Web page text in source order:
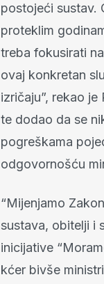
postojeći sustav.
proteklim
treba fokusirati
ovaj konkretan
izričaju”, rekao
te dodao da se
pogreškama
odgovornošću
“Mijenjamo
sustava, obitelji i
inicijative
kćer bivše